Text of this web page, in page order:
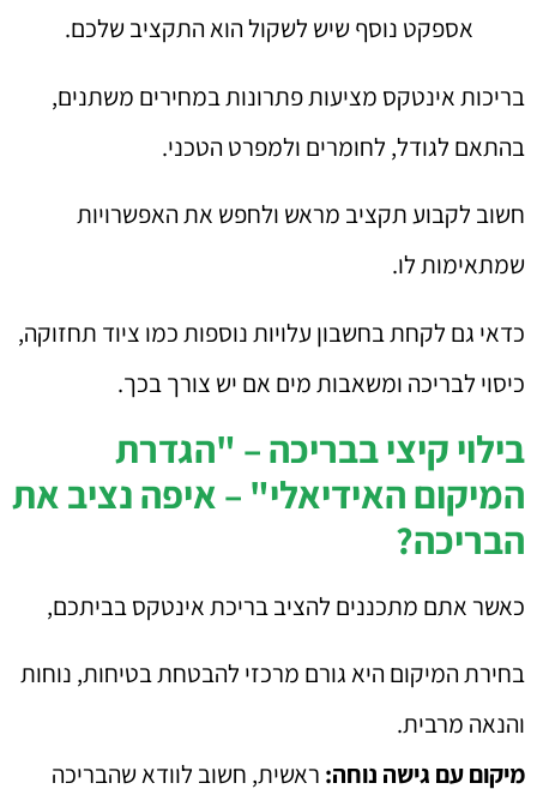
אספקט נוסף שיש לשקול הוא התקציב שלכם.
בריכות אינטקס מציעות פתרונות במחירים משתנים,
בהתאם לגודל, לחומרים ולמפרט הטכני.
חשוב לקבוע תקציב מראש ולחפש את האפשרויות
שמתאימות לו.
כדאי גם לקחת בחשבון עלויות נוספות כמו ציוד תחזוקה,
כיסוי לבריכה ומשאבות מים אם יש צורך בכך.
בילוי קיצי בבריכה – "הגדרת
המיקום האידיאלי" – איפה נציב את
הבריכה?
כאשר אתם מתכננים להציב בריכת אינטקס בביתכם,
בחירת המיקום היא גורם מרכזי להבטחת בטיחות, נוחות
והנאה מרבית.
מיקום עם גישה נוחה: ראשית, חשוב לוודא שהבריכה